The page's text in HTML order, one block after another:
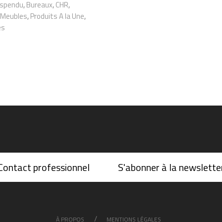
,Bureaux,CHR,
Meubles,Produits A la Une,
professionnel S'abonner à la
À PROPOS MENTIONS LÉGALES